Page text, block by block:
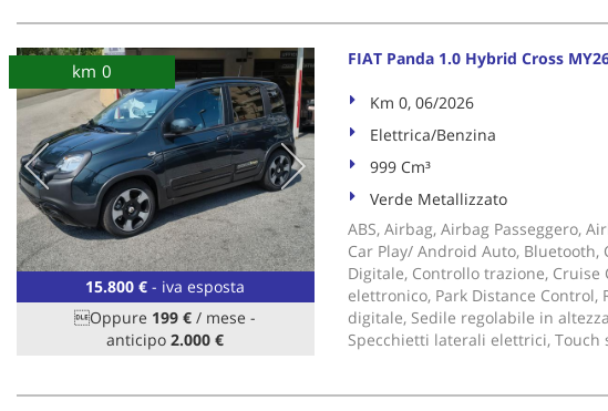
15.800 € - iva esposta
Oppure 199 € / mese -
anticipo2.000 €
km 0
FIAT Panda 1.0 Hybrid Cross
Km 0, 06/2026
Elettrica/Benzina
999 Cm³
Verde Metallizzato
ABS, Airbag, Airbag Passeggero,
Car Play/ Android Auto,
Digitale, Controllo trazione, Cruise
elettronico, Park Distance
digitale, Sedile regolabile in
Specchietti laterali elettrici, Touch